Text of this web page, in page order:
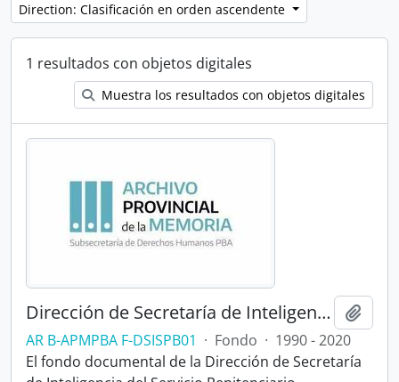
Direction: Clasificación en orden ascendente
1 resultados con objetos digitales
Muestra los resultados con objetos digitales
Dirección de Secretaría de Inteligencia del Servicio Penitenciario Bonaerense
AR B-APMPBA F-DSISPB01 · Fondo · 1990 - 2020
El fondo documental de la Dirección de Secretaría